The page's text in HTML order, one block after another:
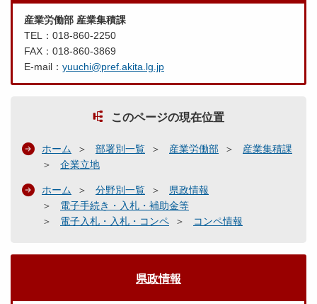
産業労働部 産業集積課
TEL：018-860-2250
FAX：018-860-3869
E-mail： yuuchi@pref.akita.lg.jp
このページの現在位置
ホーム 部署別一覧 産業労働部
産業集積課
企業立地
ホーム 分野別一覧
県政情報
電子手続き・入札・補助金等
電子入札・入札・コンペ
コンペ情報
県政情報